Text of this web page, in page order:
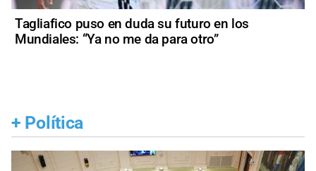
Tagliafico puso en duda su futuro en los
Mundiales: “Ya no me da para otro”
+ Política